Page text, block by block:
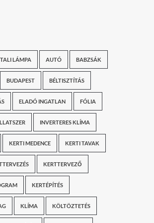
LÁMPA AUTÓ BABZSÁK
BUDAPEST BÉLTISZTÍTÁS
ELADÓ INGATLAN FÓLIA
INVERTERES KLÍMA
KERTI MEDENCE KERTI TAVAK
KERTTERVEZŐ
KERTÉPÍTÉS
KLÍMA KÖLTÖZTETÉS